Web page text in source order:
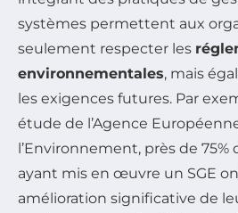
systèmes permettent aux
seulement respecter les
environnementales, mais
les exigences futures. Par
étude de l’Agence
l’Environnement, près de 75%
ayant mis en œuvre un SGE
amélioration significative de